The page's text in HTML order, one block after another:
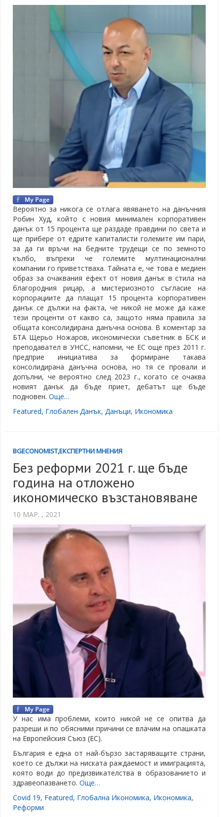
Вероятно за никога се отлага явяването на данъчния
Робин Худ, който с новия минимален корпоративен
данък от 15 процента ще раздаде правдини по света и
ще прибере от едрите капиталисти големите им пари,
за да ги връчи на бедните трудещи се по земното
кълбо, въпреки че големите мултинационални
компании го приветстваха. Тайната е, че това е медиен
образ за очаквания ефект от новия данък в стила на
благородния рицар, а мистериозното съгласие на
корпорациите да плащат 15 процента корпоративен
данък се дължи на факта, че никой не може да каже
тези проценти от какво са, защото няма правила за
общата консолидирана данъчна основа. В коментар за
БТА Щерьо Ножаров, икономически съветник в БСК и
преподавател в УНСС, напомни, че ЕС още през 2011 г.
предприе инициатива за формиране такава
консолидирана данъчна основа, но тя се провали и
допълни, че вероятно след 2023 г., когато се очаква
новият данък да бъде приет, дебатът ще бъде
подновен. Още…
Featured, Глобален Данък, Данъци, Икономика
BGECONOMIST,ЕКСПЕРТНИ МНЕНИЯ
Без реформи 2021 г. ще бъде
година на отложено
икономическо възстановяване
10 МАР. , 2021
У нас има проблеми, които никой не се опитва да
разреши и по обясними причини се влачим на опашката
на Европейския Съюз (ЕС).
България е една от най-бързо застаряващите страни,
което се дължи на ниската раждаемост и имиграцията,
която води до предизвикателства в образованието и
здравеопазването. Още…
Covid 19, Featured, Глобална Икономика, Икономика,
Реформи